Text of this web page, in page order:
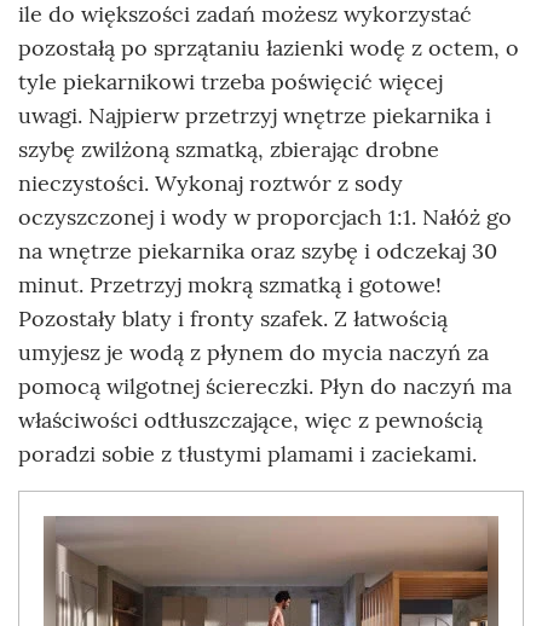
ile do większości zadań możesz wykorzystać
pozostałą po sprzątaniu łazienki wodę z octem, o
tyle piekarnikowi trzeba poświęcić więcej
uwagi. Najpierw przetrzyj wnętrze piekarnika i
szybę zwilżoną szmatką, zbierając drobne
nieczystości. Wykonaj roztwór z sody
oczyszczonej i wody w proporcjach 1:1. Nałóż go
na wnętrze piekarnika oraz szybę i odczekaj 30
minut. Przetrzyj mokrą szmatką i gotowe!
Pozostały blaty i fronty szafek. Z łatwością
umyjesz je wodą z płynem do mycia naczyń za
pomocą wilgotnej ściereczki. Płyn do naczyń ma
właściwości odtłuszczające, więc z pewnością
poradzi sobie z tłustymi plamami i zaciekami.